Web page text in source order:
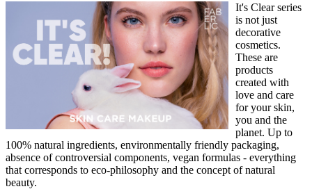
It's Clear series
is not just
decorative
cosmetics.
These are
products
created with
love and care
for your skin,
you and the
planet. Up to
100% natural ingredients, environmentally friendly packaging,
absence of controversial components, vegan formulas - everything
that corresponds to eco-philosophy and the concept of natural
beauty.